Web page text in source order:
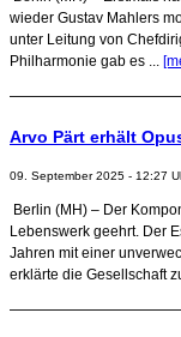
wieder Gustav Mahlers
unter Leitung von
Philharmonie gab es ...
Arvo Pärt erhält
09. September 2025 - 12:27
Berlin (MH) – Der
Lebenswerk geehrt. Der
Jahren mit einer
erklärte die Gesellschaft